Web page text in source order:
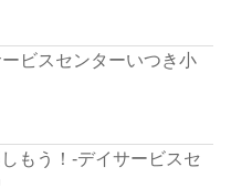
ビスセンターいつき小
もう！-デイサービスセ